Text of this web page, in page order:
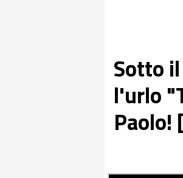
Sotto
l'urlo
Paolo!